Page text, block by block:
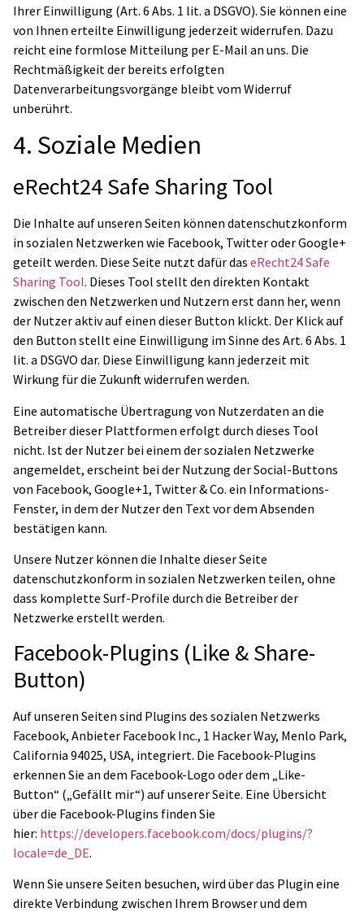
Ihrer Einwilligung (Art. 6 Abs. 1 lit. a DSGVO). Sie können eine
von Ihnen erteilte Einwilligung jederzeit widerrufen. Dazu
reicht eine formlose Mitteilung per E-Mail an uns. Die
Rechtmäßigkeit der bereits erfolgten
Datenverarbeitungsvorgänge bleibt vom Widerruf
unberührt.
4. Soziale Medien
eRecht24 Safe Sharing Tool
Die Inhalte auf unseren Seiten können datenschutzkonform
in sozialen Netzwerken wie Facebook, Twitter oder Google+
geteilt werden. Diese Seite nutzt dafür das eRecht24 Safe
Sharing Tool. Dieses Tool stellt den direkten Kontakt
zwischen den Netzwerken und Nutzern erst dann her, wenn
der Nutzer aktiv auf einen dieser Button klickt. Der Klick auf
den Button stellt eine Einwilligung im Sinne des Art. 6 Abs. 1
lit. a DSGVO dar. Diese Einwilligung kann jederzeit mit
Wirkung für die Zukunft widerrufen werden.
Eine automatische Übertragung von Nutzerdaten an die
Betreiber dieser Plattformen erfolgt durch dieses Tool
nicht. Ist der Nutzer bei einem der sozialen Netzwerke
angemeldet, erscheint bei der Nutzung der Social-Buttons
von Facebook, Google+1, Twitter & Co. ein Informations-
Fenster, in dem der Nutzer den Text vor dem Absenden
bestätigen kann.
Unsere Nutzer können die Inhalte dieser Seite
datenschutzkonform in sozialen Netzwerken teilen, ohne
dass komplette Surf-Profile durch die Betreiber der
Netzwerke erstellt werden.
Facebook-Plugins (Like & Share-
Button)
Auf unseren Seiten sind Plugins des sozialen Netzwerks
Facebook, Anbieter Facebook Inc., 1 Hacker Way, Menlo Park,
California 94025, USA, integriert. Die Facebook-Plugins
erkennen Sie an dem Facebook-Logo oder dem „Like-
Button“ („Gefällt mir“) auf unserer Seite. Eine Übersicht
über die Facebook-Plugins finden Sie
hier: https://developers.facebook.com/docs/plugins/?
locale=de_DE.
Wenn Sie unsere Seiten besuchen, wird über das Plugin eine
direkte Verbindung zwischen Ihrem Browser und dem